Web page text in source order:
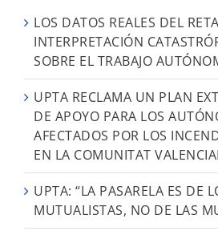
LOS DATOS REALES DEL
INTERPRETACIÓN
SOBRE EL TRABAJO
UPTA RECLAMA UN PLAN
DE APOYO PARA LOS
AFECTADOS POR LOS
EN LA COMUNITAT
UPTA: “LA PASARELA ES DE
MUTUALISTAS, NO DE LAS